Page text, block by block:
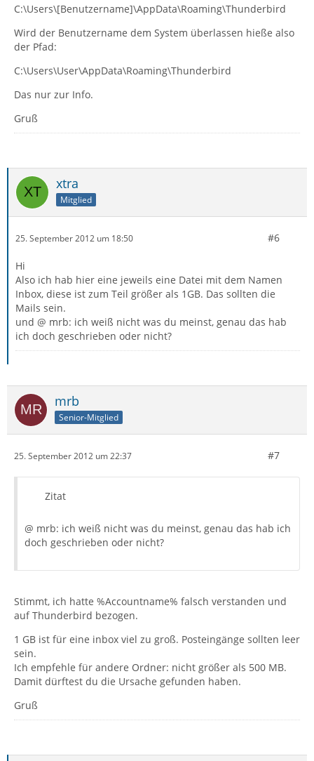
C:\Users\[Benutzername]\AppData\Roaming\Thunderbird
Wird der Benutzername dem System überlassen hieße also
der Pfad:
C:\Users\User\AppData\Roaming\Thunderbird
Das nur zur Info.
Gruß
xtra
Mitglied
25. September 2012 um 18:50 #6
Hi
Also ich hab hier eine jeweils eine Datei mit dem Namen
Inbox, diese ist zum Teil größer als 1GB. Das sollten die
Mails sein.
und @ mrb: ich weiß nicht was du meinst, genau das hab
ich doch geschrieben oder nicht?
mrb
Senior-Mitglied
25. September 2012 um 22:37 #7
Zitat
@ mrb: ich weiß nicht was du meinst, genau das hab ich
doch geschrieben oder nicht?
Stimmt, ich hatte %Accountname% falsch verstanden und
auf Thunderbird bezogen.
1 GB ist für eine inbox viel zu groß. Posteingänge sollten leer
sein.
Ich empfehle für andere Ordner: nicht größer als 500 MB.
Damit dürftest du die Ursache gefunden haben.
Gruß